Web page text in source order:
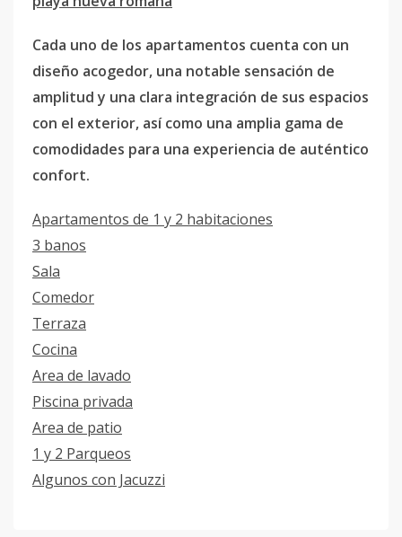
Cada uno de los apartamentos cuenta con un
diseño acogedor, una notable sensación de
amplitud y una clara integración de sus espacios
con el exterior, así como una amplia gama de
comodidades para una experiencia de auténtico
confort.
Apartamentos de 1 y 2 habitaciones
3 banos
Sala
Comedor
Terraza
Cocina
Area de lavado
Piscina privada
Area de patio
1 y 2 Parqueos
Algunos con Jacuzzi